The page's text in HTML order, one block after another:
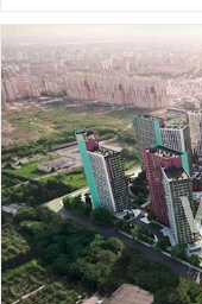
натуральной
доска Barlinek. Зеркало J-Mirror. Два
SmartTV Samsung/